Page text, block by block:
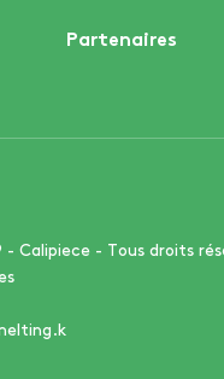
Partenaires
- Calipiece - Tous droits